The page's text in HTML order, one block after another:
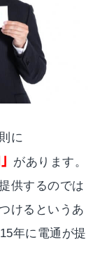
に
があります。
供するのでは
けるというあ
年に電通が提